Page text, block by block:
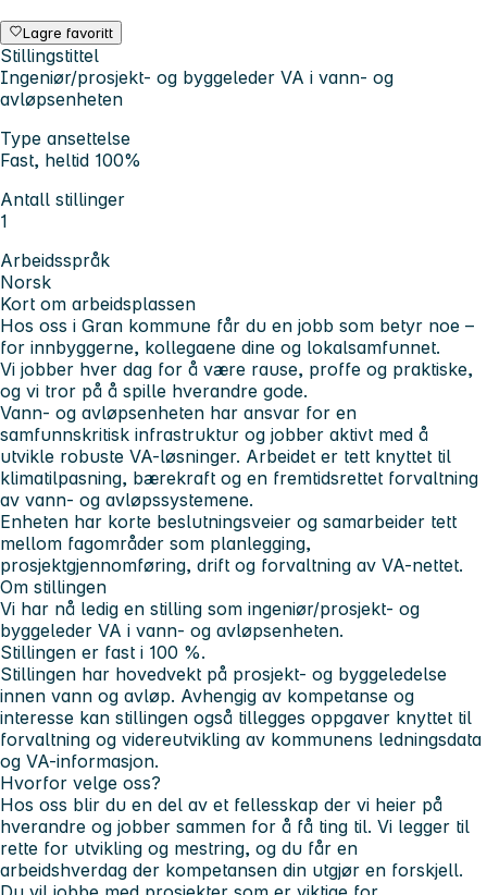
Lagre favoritt
Stillingstittel
Ingeniør/prosjekt- og byggeleder VA i vann- og
avløpsenheten
Type ansettelse
Fast, heltid 100%
Antall stillinger
1
Arbeidsspråk
Norsk
Kort om arbeidsplassen
Hos oss i Gran kommune får du en jobb som betyr noe –
for innbyggerne, kollegaene dine og lokalsamfunnet.
Vi jobber hver dag for å være rause, proffe og praktiske,
og vi tror på å spille hverandre gode.
Vann- og avløpsenheten har ansvar for en
samfunnskritisk infrastruktur og jobber aktivt med å
utvikle robuste VA-løsninger. Arbeidet er tett knyttet til
klimatilpasning, bærekraft og en fremtidsrettet forvaltning
av vann- og avløpssystemene.
Enheten har korte beslutningsveier og samarbeider tett
mellom fagområder som planlegging,
prosjektgjennomføring, drift og forvaltning av VA-nettet.
Om stillingen
Vi har nå ledig en stilling som ingeniør/prosjekt- og
byggeleder VA i vann- og avløpsenheten.
Stillingen er fast i 100 %.
Stillingen har hovedvekt på prosjekt- og byggeledelse
innen vann og avløp. Avhengig av kompetanse og
interesse kan stillingen også tillegges oppgaver knyttet til
forvaltning og videreutvikling av kommunens ledningsdata
og VA-informasjon.
Hvorfor velge oss?
Hos oss blir du en del av et fellesskap der vi heier på
hverandre og jobber sammen for å få ting til. Vi legger til
rette for utvikling og mestring, og du får en
arbeidshverdag der kompetansen din utgjør en forskjell.